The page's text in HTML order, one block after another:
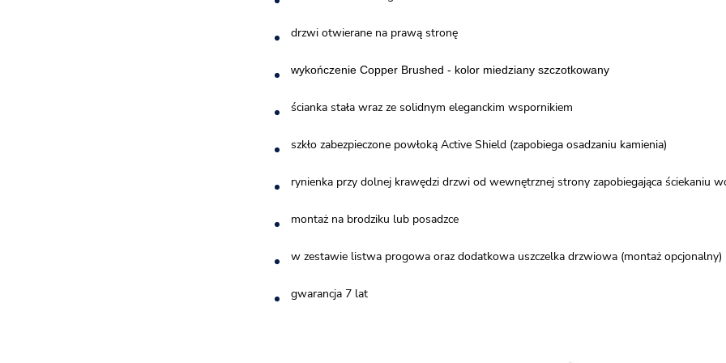
drzwi otwierane na prawą stronę
wykończenie Copper Brushed - kolor miedziany szczotkowany
ścianka stała wraz ze solidnym eleganckim wspornikiem
szkło zabezpieczone powłoką Active Shield (zapobiega osadzaniu kamienia)
rynienka przy dolnej krawędzi drzwi od wewnętrznej strony zapobiegająca ściekaniu
montaż na brodziku lub posadzce
w zestawie listwa progowa oraz dodatkowa uszczelka drzwiowa (montaż opcjonalny)
gwarancja 7 lat